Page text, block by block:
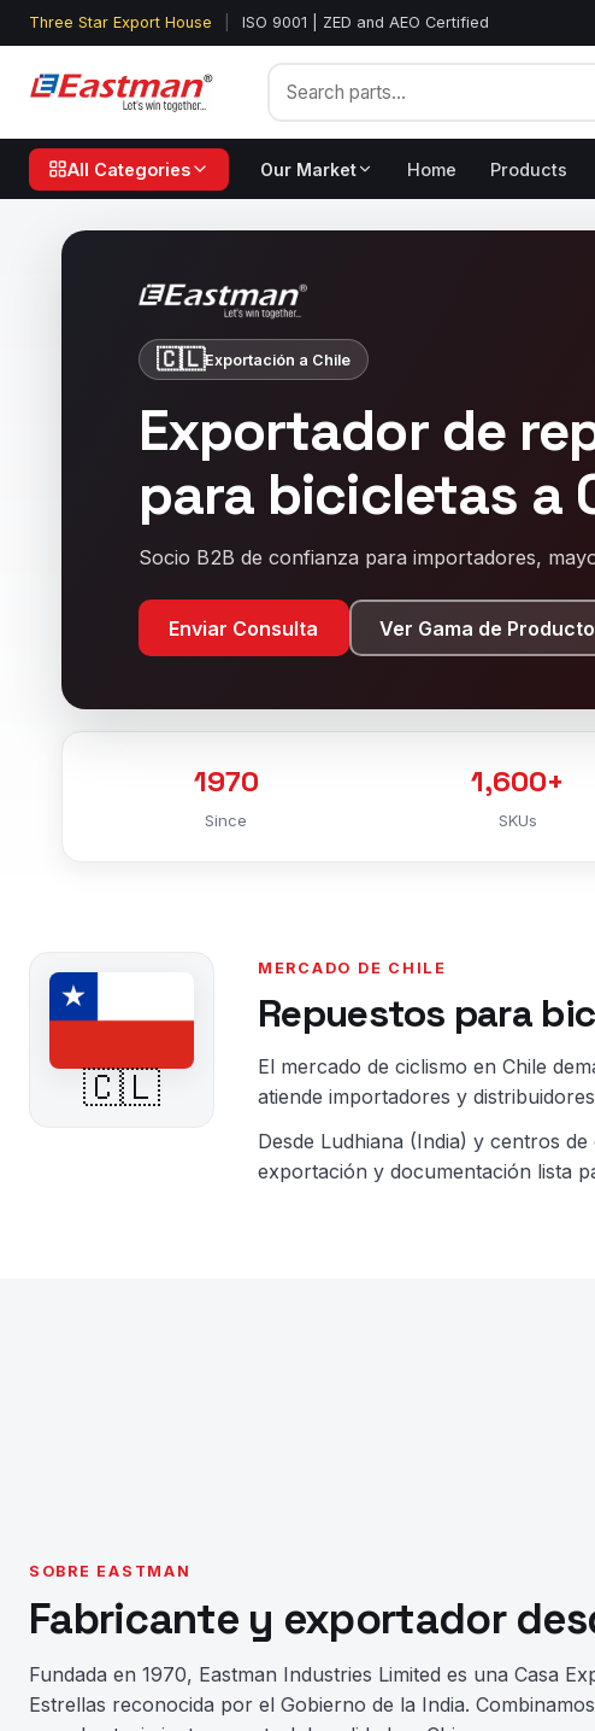
Three Star Export House ISO 9001 | ZED and AEO Certified
All Categories Our Market Home Products
🇨🇱Exportación a Chile
Exportador de
para bicicletas a
Socio B2B de confianza para importadores,
Enviar Consulta Ver Gama de
1970
Since
1,600+
SKUs
🇨🇱
MERCADO DE CHILE
Repuestos para
El mercado de ciclismo en Chile
atiende importadores y
Desde Ludhiana (India) y centros
exportación y documentación lista
SOBRE EASTMAN
Fabricante y exportador
Fundada en 1970, Eastman Industries Limited es una Casa
Estrellas reconocida por el Gobierno de la India.